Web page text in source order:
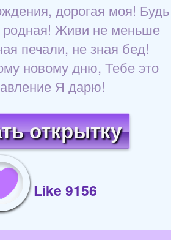
дорогая моя! Будь
родная! Живи не меньше
печали, не зная бед!
новому дню, Тебе это
Я дарю!
открытку
Like 9156